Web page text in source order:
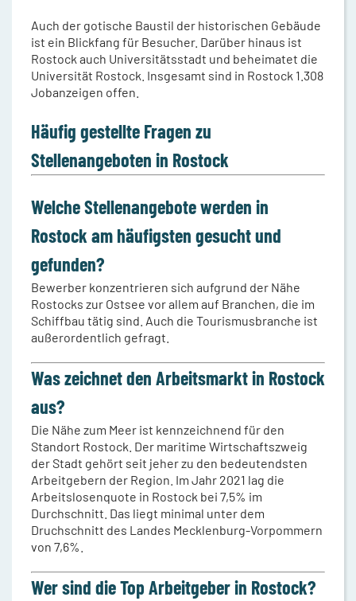
Auch der gotische Baustil der historischen Gebäude
ist ein Blickfang für Besucher. Darüber hinaus ist
Rostock auch Universitätsstadt und beheimatet die
Universität Rostock. Insgesamt sind in Rostock 1.308
Jobanzeigen offen.
Häufig gestellte Fragen zu
Stellenangeboten in Rostock
Welche Stellenangebote werden in
Rostock am häufigsten gesucht und
gefunden?
Bewerber konzentrieren sich aufgrund der Nähe
Rostocks zur Ostsee vor allem auf Branchen, die im
Schiffbau tätig sind. Auch die Tourismusbranche ist
außerordentlich gefragt.
Was zeichnet den Arbeitsmarkt in Rostock
aus?
Die Nähe zum Meer ist kennzeichnend für den
Standort Rostock. Der maritime Wirtschaftszweig
der Stadt gehört seit jeher zu den bedeutendsten
Arbeitgebern der Region. Im Jahr 2021 lag die
Arbeitslosenquote in Rostock bei 7,5% im
Durchschnitt. Das liegt minimal unter dem
Druchschnitt des Landes Mecklenburg-Vorpommern
von 7,6%.
Wer sind die Top Arbeitgeber in Rostock?